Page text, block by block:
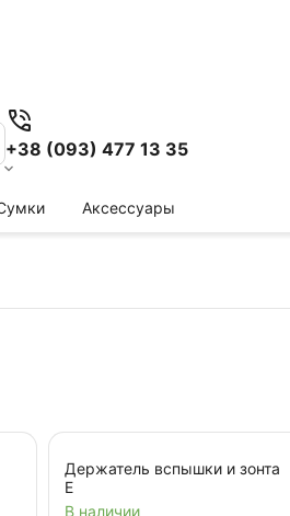
+38 (093) 477 13 35
Аксессуары
Держатель вспышки и зонта
E
В наличии